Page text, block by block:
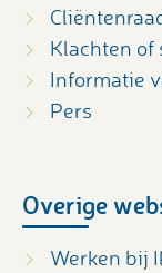
Klachten of
Informatie
Pers
Overige
Werken bij